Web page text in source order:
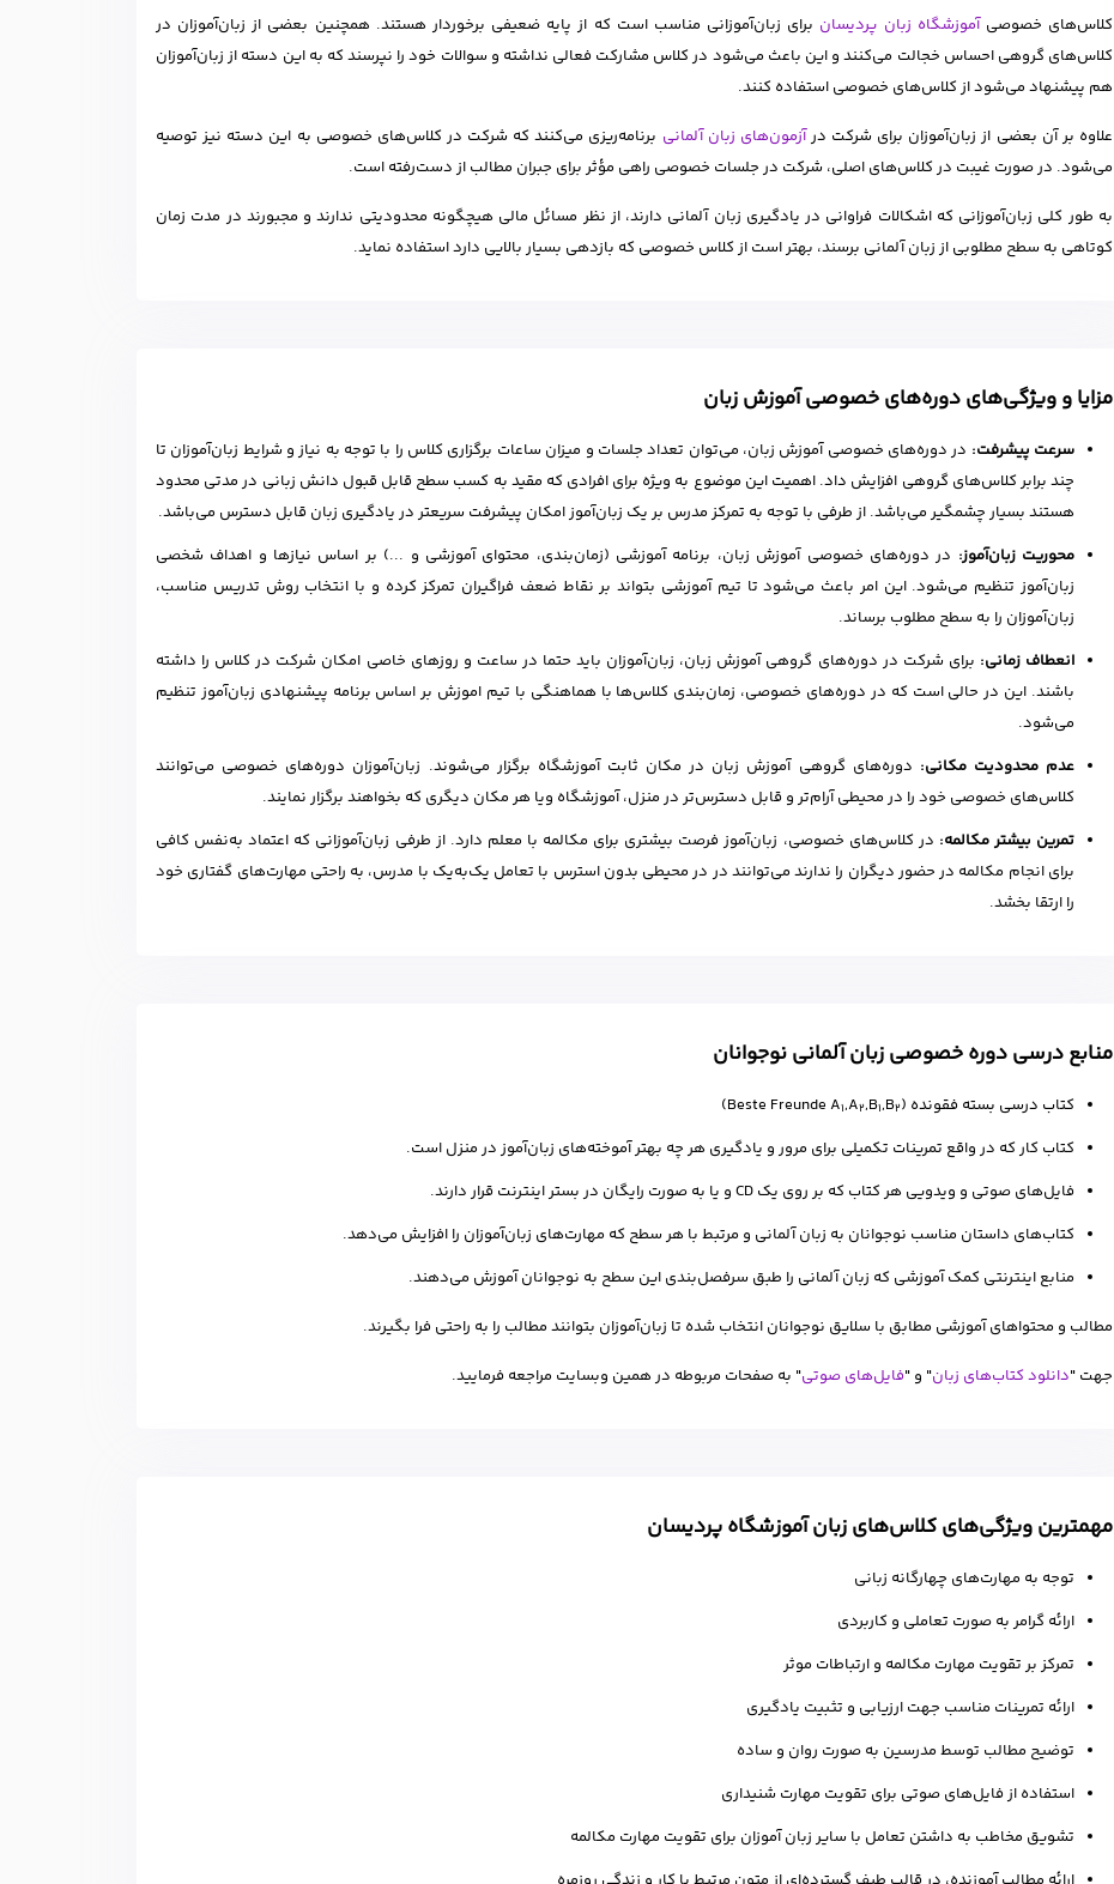
کلاس‌های خصوصیآموزشگاه زبان پردیسان برای زبان‌آموزانی مناسب است که از پایه ضعیفی برخوردار هستند. همچنین بعضی از زبان‌آموزان در
کلاس‌های گروهی احساس خجالت می‌کنند و این باعث می‌شود در کلاس مشارکت فعالی نداشته و سوالات خود را نپرسند که به این دسته از زبان‌آموزان
هم پیشنهاد می‌شود از کلاس‌های خصوصی استفاده کنند.
علاوه بر آن بعضی از زبان‌آموزان برای شرکت درآزمون‌های زبان آلمانی برنامه‌ریزی می‌کنند که شرکت در کلاس‌های خصوصی به این دسته نیز توصیه
می‌شود. در صورت غیبت در کلاس‌های اصلی، شرکت در جلسات خصوصی راهی مؤثر برای جبران مطالب از دست‌رفته است.
به طور کلی زبان‌آموزانی که اشکالات فراوانی در یادگیری زبان آلمانی دارند، از نظر مسائل مالی هیچگونه محدودیتی ندارند و مجبورند در مدت زمان
کوتاهی به سطح مطلوبی از زبان آلمانی برسند، بهتر است از کلاس خصوصی که بازدهی بسیار بالایی دارد استفاده نماید.
مزایا و ویژگی‌های دوره‌های خصوصی آموزش زبان
سرعت پیشرفت: در دوره‌های خصوصی آموزش زبان، می‌توان تعداد جلسات و میزان ساعات برگزاری کلاس را با توجه به نیاز و شرایط زبان‌آموزان تا
چند برابر کلاس‌های گروهی افزایش داد. اهمیت این موضوع به ویژه برای افرادی که مقید به کسب سطح قابل قبول دانش زبانی در مدتی محدود
هستند بسیار چشمگیر می‌باشد. از طرفی با توجه به تمرکز مدرس بر یک زبان‌آموز امکان پیشرفت سریعتر در یادگیری زبان قابل دسترس می‌باشد.
محوریت زبان‌آموز: در دوره‌های خصوصی آموزش زبان، برنامه آموزشی (زمان‌بندی، محتوای آموزشی و ...) بر اساس نیازها و اهداف شخصی
زبان‌آموز تنظیم می‌شود. این امر باعث می‌شود تا تیم آموزشی بتواند بر نقاط ضعف فراگیران تمرکز کرده و با انتخاب روش تدریس مناسب،
زبان‌آموزان را به سطح مطلوب برساند.
انعطاف زمانی: برای شرکت در دوره‌های گروهی آموزش زبان، زبان‌آموزان باید حتما در ساعت و روزهای خاصی امکان شرکت در کلاس را داشته
باشند. این در حالی است که در دوره‌های خصوصی، زمان‌بندی کلاس‌ها با هماهنگی با تیم اموزش بر اساس برنامه پیشنهادی زبان‌آموز تنظیم
می‌شود.
عدم محدودیت مکانی: دوره‌های گروهی آموزش زبان در مکان ثابت آموزشگاه برگزار می‌شوند. زبان‌آموزان دوره‌های خصوصی می‌توانند
کلاس‌های خصوصی خود را در محیطی آرام‌تر و قابل دسترس‌تر در منزل، آموزشگاه ویا هر مکان دیگری که بخواهند برگزار نمایند.
تمرین بیشتر مکالمه: در کلاس‌های خصوصی، زبان‌آموز فرصت بیشتری برای مکالمه با معلم دارد. از طرفی زبان‌آموزانی که اعتماد به‌نفس کافی
برای انجام مکالمه در حضور دیگران را ندارند می‌توانند در در محیطی بدون استرس با تعامل یک‌به‌یک با مدرس، به راحتی مهارت‌های گفتاری خود
را ارتقا بخشد.
منابع درسی دوره خصوصی زبان آلمانی نوجوانان
کتاب درسی بسته فقونده (Beste Freunde A 1,A2,B1,B2
)
کتاب کار که در واقع تمرینات تکمیلی برای مرور و یادگیری هر چه بهتر آموخته‌های زبان‌آموز در منزل است.
فایل‌های صوتی و ویدویی هر کتاب که بر روی یک CD و یا به صورت رایگان در بستر اینترنت قرار دارند.
کتاب‌های داستان مناسب نوجوانان به زبان آلمانی و مرتبط با هر سطح که مهارت‌های زبان‌آموزان را افزایش می‌دهد.
منابع اینترنتی کمک آموزشی که زبان آلمانی را طبق سرفصل‌بندی این سطح به نوجوانان آموزش می‌دهند.
مطالب و محتواهای آموزشی مطابق با سلایق نوجوانان انتخاب شده تا زبان‌آموزان بتوانند مطالب را به راحتی فرا بگیرند.
جهت "دانلود کتاب‌های زبان" و "فایل‌های صوتی" به صفحات مربوطه در همین وبسایت مراجعه فرمایید.
مهمترین ویژگی‌های کلاس‌های زبان آموزشگاه پردیسان
توجه به مهارت‌های چهارگانه زبانی
ارائه گرامر به صورت تعاملی و کاربردی
تمرکز بر تقویت مهارت مکالمه و ارتباطات موثر
ارائه تمرینات مناسب جهت ارزیابی و تثبیت یادگیری
توضیح مطالب توسط مدرسین به صورت روان و ساده
استفاده از فایل‌های صوتی برای تقویت مهارت شنیداری
تشویق مخاطب به داشتن تعامل با سایر زبان آموزان برای تقویت مهارت مکالمه